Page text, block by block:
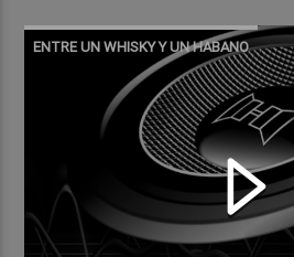
ENTRE UN WHISKY Y UN HABANO